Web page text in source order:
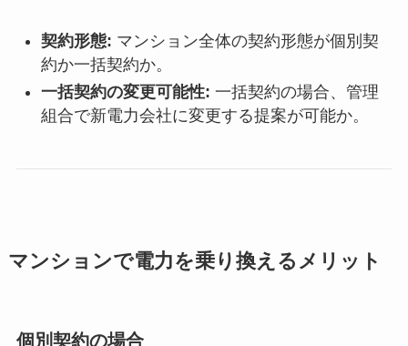
契約形態: マンション全体の契約形態が個別契
約か一括契約か。
一括契約の変更可能性: 一括契約の場合、管理
組合で新電力会社に変更する提案が可能か。
マンションで電力を乗り換えるメリット
個別契約の場合